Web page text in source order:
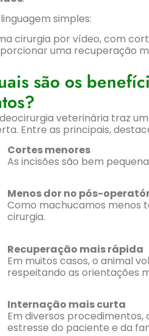
simples:
cirurgia por vídeo, com
uma recuperação
são os
veterinária traz
Entre as principais,
Cortes menores
As incisões são bem
Menos dor no pós-
Como machucamos menos
cirurgia.
Recuperação mais rápida
Em muitos casos, o animal
respeitando as orientações
Internação mais curta
Em diversos procedimentos,
estresse do paciente e da